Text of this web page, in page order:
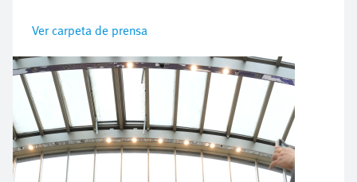
Ver carpeta de prensa
Imagen